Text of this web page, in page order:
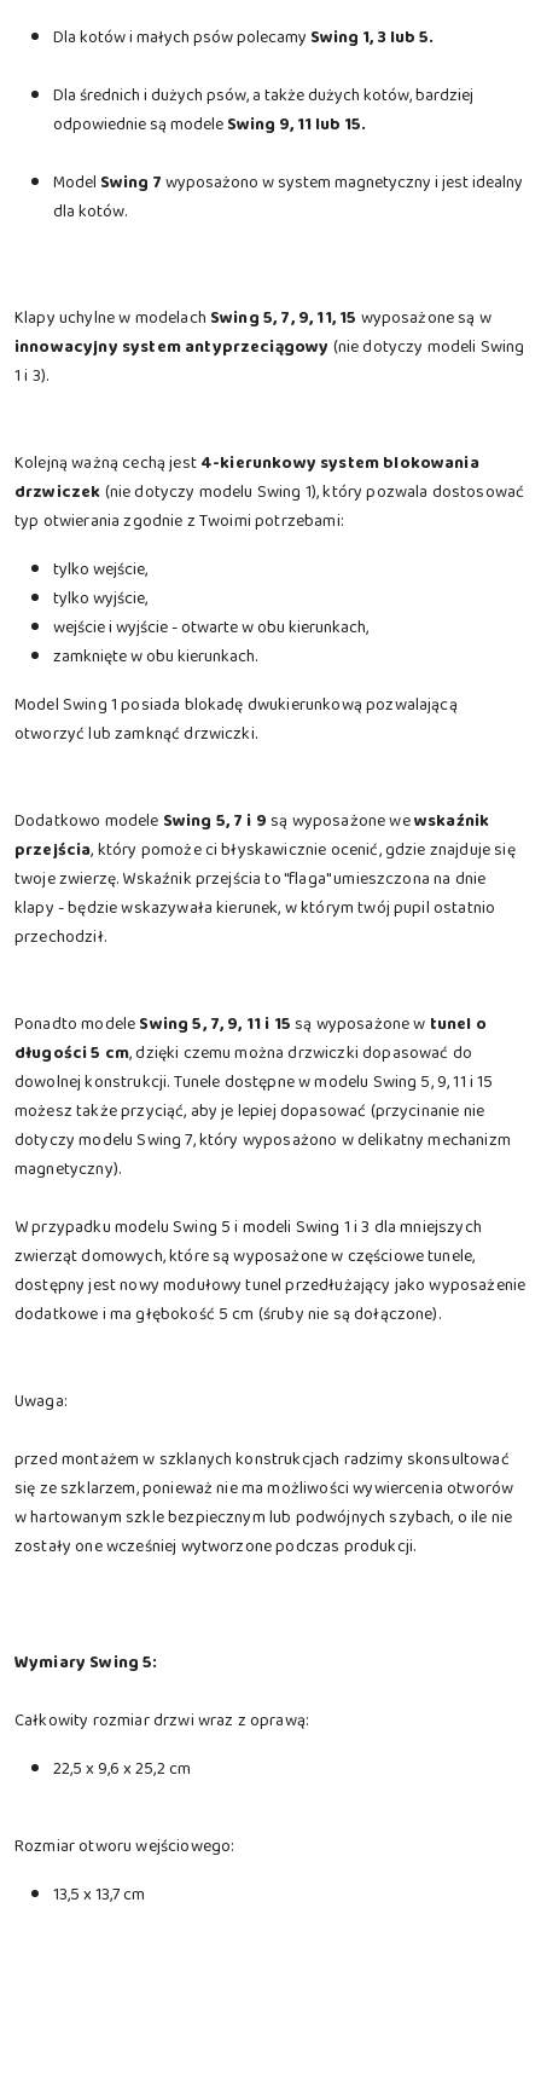
Dla kotów i małych psów polecamy Swing 1, 3 lub 5.
Dla średnich i dużych psów, a także dużych kotów, bardziej
odpowiednie są modeleSwing 9, 11 lub 15.
Model Swing 7wyposażono w system magnetyczny i jest idealny
dla kotów.
Klapy uchylne w modelach Swing 5, 7, 9, 11, 15 wyposażone są w
innowacyjny system antyprzeciągowy (nie dotyczy modeli Swing
1 i 3).
Kolejną ważną cechą jest4-kierunkowy system blokowania
drzwiczek(nie dotyczy modelu Swing 1), który pozwala dostosować
typ otwierania zgodnie z Twoimi potrzebami:
tylko wejście,
tylko wyjście,
wejście i wyjście - otwarte w obu kierunkach,
zamknięte w obu kierunkach.
Model Swing 1 posiada blokadę dwukierunkową pozwalającą
otworzyć lub zamknąć drzwiczki.
Dodatkowo modele Swing 5, 7 i 9 są wyposażone wewskaźnik
przejścia, który pomoże ci błyskawicznie ocenić, gdzie znajduje się
twoje zwierzę. Wskaźnik przejścia to "flaga" umieszczona na dnie
klapy - będzie wskazywała kierunek, w którym twój pupil ostatnio
przechodził.
Ponadto modeleSwing 5, 7, 9, 11 i 15 są wyposażone w tunel o
długości 5 cm, dzięki czemu można drzwiczki dopasować do
dowolnej konstrukcji. Tunele dostępne w modelu Swing 5, 9, 11 i 15
możesz także przyciąć, aby je lepiej dopasować (przycinanie nie
dotyczy modelu Swing 7, który wyposażono w delikatny mechanizm
magnetyczny).
W przypadku modelu Swing 5 i modeli Swing 1 i 3 dla mniejszych
zwierząt domowych, które są wyposażone w częściowe tunele,
dostępny jest nowy modułowy tunel przedłużający jako wyposażenie
dodatkowe i ma głębokość 5 cm (śruby nie są dołączone).
Uwaga:
przed montażem w szklanych konstrukcjach radzimy skonsultować
się ze szklarzem, ponieważ nie ma możliwości wywiercenia otworów
w hartowanym szkle bezpiecznym lub podwójnych szybach, o ile nie
zostały one wcześniej wytworzone podczas produkcji.
Wymiary Swing 5:
Całkowity rozmiar drzwi wraz z oprawą:
22,5 x 9,6 x 25,2 cm
Rozmiar otworu wejściowego:
13,5 x 13,7 cm